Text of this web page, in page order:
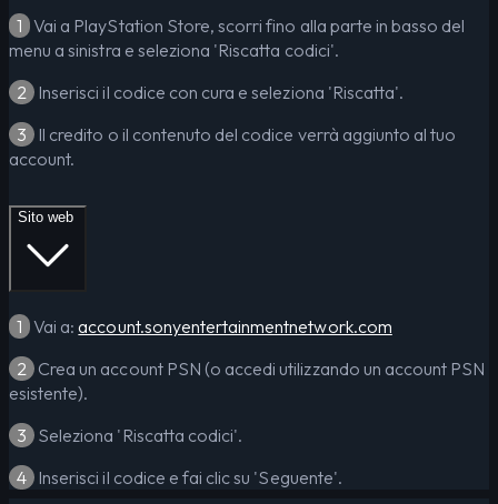
1 Vai a PlayStation Store, scorri fino alla parte in basso del
menu a sinistra e seleziona 'Riscatta codici'.
2 Inserisci il codice con cura e seleziona 'Riscatta'.
3 Il credito o il contenuto del codice verrà aggiunto al tuo
account.
Sito web
1 Vai a:account.sonyentertainmentnetwork.com
2 Crea un account PSN (o accedi utilizzando un account PSN
esistente).
3 Seleziona 'Riscatta codici'.
4 Inserisci il codice e fai clic su 'Seguente'.